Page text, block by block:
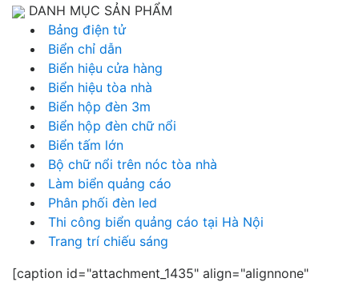
DANH MỤC SẢN PHẨM
Bảng điện tử
Biển chỉ dẫn
Biển hiệu cửa hàng
Biển hiệu tòa nhà
Biển hộp đèn 3m
Biển hộp đèn chữ nổi
Biển tấm lớn
Bộ chữ nổi trên nóc tòa nhà
Làm biển quảng cáo
Phân phối đèn led
Thi công biển quảng cáo tại Hà Nội
Trang trí chiếu sáng
[caption id="attachment_1435" align="alignnone"